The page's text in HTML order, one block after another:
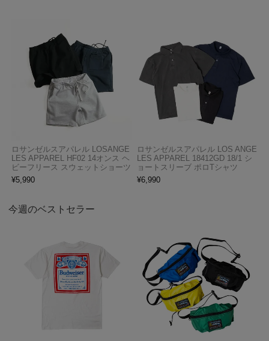
ロサンゼルスアパレル LOSANGE
LES APPAREL HF02 14オンス ヘ
ビーフリース スウェットショーツ
¥5,990
ロサンゼルスアパレル LOS ANGE
LES APPAREL 18412GD 18/1 シ
ョートスリーブ ポロTシャツ
¥6,990
今週のベストセラー